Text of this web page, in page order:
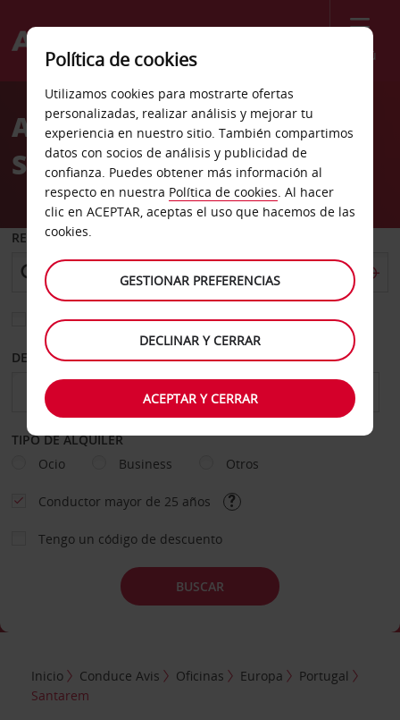
Menú
Welcome
AvisAlquiler de coches
Santarem
RECOGER EN
Elegir otra oficina de devolución
DESDE HASTA
TIPO DE ALQUILER
Ocio
Business Otros
Conductor mayor de 25 años
Tengo un código de descuento
BUSCAR
Inicio Conduce Avis Oficinas Europa
Portugal
Santarem
Política de cookies
Utilizamos cookies para mostrarte ofertas
personalizadas, realizar análisis y mejorar tu
experiencia en nuestro sitio. También compartimos
datos con socios de análisis y publicidad de
confianza. Puedes obtener más información al
respecto en nuestra Política de cookies. Al hacer
clic en ACEPTAR, aceptas el uso que hacemos de las
cookies.
GESTIONAR PREFERENCIAS
DECLINAR Y CERRAR
ACEPTAR Y CERRAR